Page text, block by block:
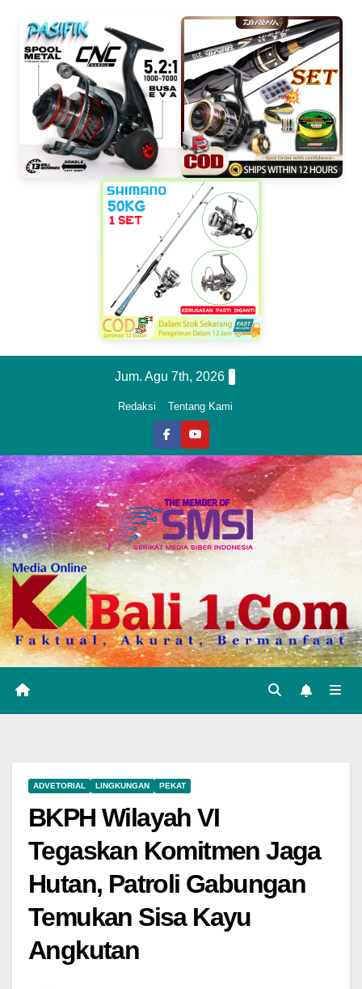
Jum. Agu 7th, 2026
Redaksi Tentang Kami
ADVETORIAL LINGKUNGAN PEKAT
BKPH Wilayah VI
Tegaskan Komitmen Jaga
Hutan, Patroli Gabungan
Temukan Sisa Kayu
Angkutan